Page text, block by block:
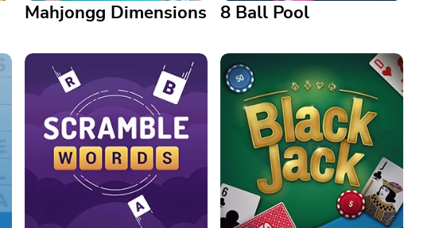
Mahjongg Dimensions
Mahjongg Dimensions
¡Gira el cubo para encontrar y
eliminar las fichas de Mahjong
que coincidan!
8 Ball Pool
8 Ball Pool
Everyone loves a game of pool.
No need to go to a bar - play
now!